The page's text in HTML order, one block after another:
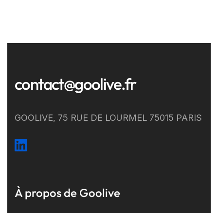
contact@goolive.fr
GOOLIVE, 75 RUE DE LOURMEL 75015 PARIS
À propos de Goolive